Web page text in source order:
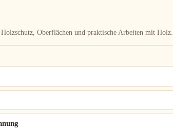
Oberflächen und praktische Arbeiten mit Holz.